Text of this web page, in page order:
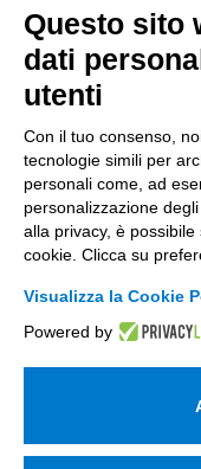
+39 035 0690366
info@intellimech.it
Copyright 2026, P.iva
Seguici su
Lavora con noi
Questo sito
dati
utenti
Con il tuo consenso,
tecnologie simili per
personali come, ad
personalizzazione
alla privacy, è
cookie. Clicca su
Visualizza la Cookie
Powered by